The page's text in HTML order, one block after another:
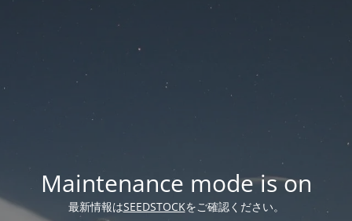
Maintenance mode is on
最新情報はSEEDSTOCKをご確認ください。